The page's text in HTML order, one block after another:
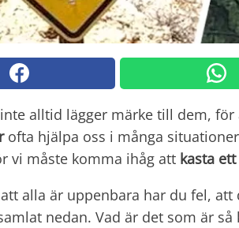
alltid lägger märke till dem, för
ofta hjälpa oss i många
vi måste komma ihåg att kasta
alla är uppenbara har du fel, att
nedan. Vad är det som är